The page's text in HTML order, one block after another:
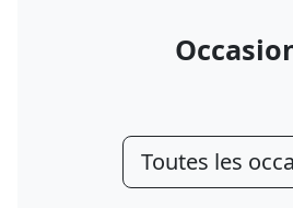
Toutes les